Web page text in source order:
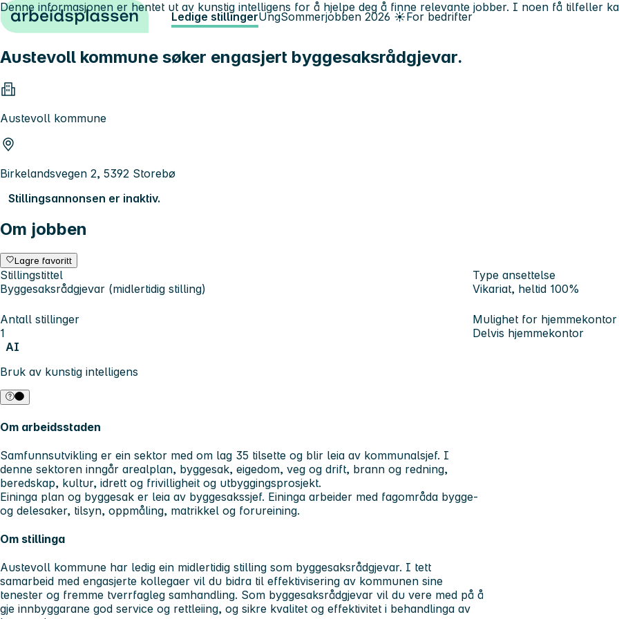
Hopp til innhold Ledige stillingerUngSommerjobben 2026 ☀️For bedrifter
Austevoll kommune søker engasjert byggesaksrådgjevar.
Austevoll kommune
Birkelandsvegen 2, 5392 Storebø
Stillingsannonsen er inaktiv.
Om jobben
Lagre favoritt
Stillingstittel
Byggesaksrådgjevar (midlertidig stilling)
Type ansettelse
Vikariat, heltid 100%
Antall stillinger
1
Mulighet for hjemmekontor
Delvis hjemmekontor
AI
Bruk av kunstig intelligens
Denne informasjonen er hentet ut av kunstig intelligens for å hjelpe deg å finne relevante jobber. I noen få tilfeller
Om arbeidsstaden
Samfunnsutvikling er ein sektor med om lag 35 tilsette og blir leia av kommunalsjef. I
denne sektoren inngår arealplan, byggesak, eigedom, veg og drift, brann og redning,
beredskap, kultur, idrett og frivilligheit og utbyggingsprosjekt.
Eininga plan og byggesak er leia av byggesakssjef. Eininga arbeider med fagområda bygge-
og delesaker, tilsyn, oppmåling, matrikkel og forureining.
Om stillinga
Austevoll kommune har ledig ein midlertidig stilling som byggesaksrådgjevar. I tett
samarbeid med engasjerte kollegaer vil du bidra til effektivisering av kommunen sine
tenester og fremme tverrfagleg samhandling. Som byggesaksrådgjevar vil du vere med på å
gje innbyggarane god service og rettleiing, og sikre kvalitet og effektivitet i behandlinga av